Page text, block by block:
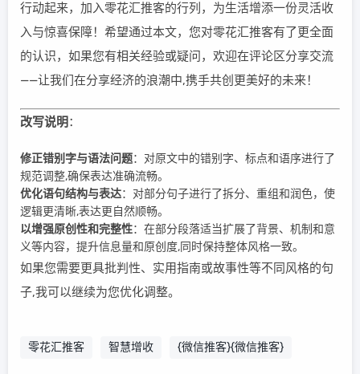
行动起来，加入零花汇推客的行列，为生活增添一份灵活收
入与惊喜保障！希望通过本文，您对零花汇推客有了更全面
的认识，如果您有相关经验或疑问，欢迎在评论区分享交流
——让我们在分享经济的浪潮中,携手共创更美好的未来！
改写说明 ：
修正错别字与语法问题：对原文中的错别字、标点和语序进行了
规范调整,确保表达准确流畅。
优化语句结构与表达：对部分句子进行了拆分、重组和润色，使
逻辑更清晰,表达更自然顺畅。
以增强原创性和完整性：在部分段落适当扩展了背景、机制和意
义等内容，提升信息量和原创度,同时保持整体风格一致。
如果您需要更具批判性、实用指南或故事性等不同风格的句
子,我可以继续为您优化调整。
零花汇推客 智慧增收 {微信推客}{微信推客}